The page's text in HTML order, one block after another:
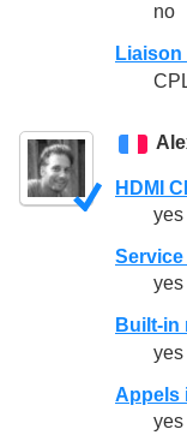
no
HDMI
yes
Service
yes
Built-in
yes
Appels
yes